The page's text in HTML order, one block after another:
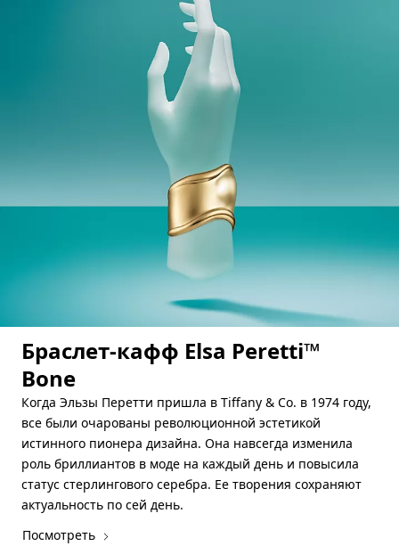
Браслет-кафф Elsa Peretti™
Bone
Когда Эльзы Перетти пришла в Tiffany & Co. в 1974 году,
все были очарованы революционной эстетикой
истинного пионера дизайна. Она навсегда изменила
роль бриллиантов в моде на каждый день и повысила
статус стерлингового серебра. Ее творения сохраняют
актуальность по сей день.
Посмотреть